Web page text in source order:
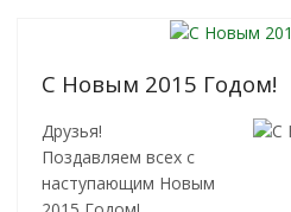
С Новым 2015 Годом!
Друзья!
Поздавляем всех с
наступающим Новым